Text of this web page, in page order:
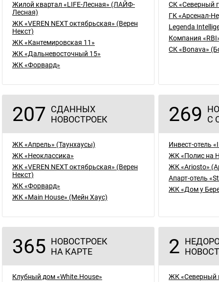
Жилой квартал «LIFE-Лесная» (ЛАЙФ-
Лесная)
ЖК «VEREN NEXT октябрьская» (Верен
Некст)
ЖК «Кантемировская 11»
ЖК «Дальневосточный 15»
ЖК «Форвард»
СК «Северный
ГК «Арсенал-
Legenda
Компания
СК «Bonava»
207 СДАННЫХ
НОВОСТРОЕК
ЖК «Апрель» (Таунхаусы)
ЖК «Неоклассика»
ЖК «VEREN NEXT октябрьская» (Верен
Некст)
ЖК «Форвард»
ЖК «Main House» (Мейн Хаус)
269
С
Инвест-отель
ЖК «Полис на
ЖК «Ariosto»
Апарт-отель
ЖК «Дом у
365 НОВОСТРОЕК
НА КАРТЕ
Клубный дом «White.House»
2
ЖК «Северный